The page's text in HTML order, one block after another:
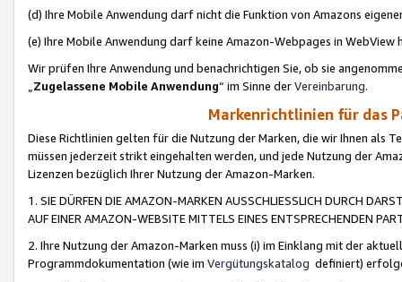
(d) Ihre Mobile Anwendung darf nicht die Funktion von Amazons
(e) Ihre Mobile Anwendung darf keine Amazon-Webpages in WebView
Wir prüfen Ihre Anwendung und benachrichtigen Sie, ob sie
„Zugelassene Mobile Anwendung“ im Sinne derVereinbarung.
Markenrichtlinien für das
Diese Richtlinien gelten für die Nutzung der Marken, die wir Ihnen als
müssen jederzeit strikt eingehalten werden, und jede Nutzung der
Lizenzen bezüglich Ihrer Nutzung der Amazon-Marken.
1. SIE DÜRFEN DIE AMAZON-MARKEN AUSSCHLIESSLICH DURCH
AUF EINER AMAZON-WEBSITE MITTELS EINES ENTSPRECHENDEN
2. Ihre Nutzung der Amazon-Marken muss (i) im Einklang mit der
Programmdokumentation (wie im Vergütungskatalog definiert)